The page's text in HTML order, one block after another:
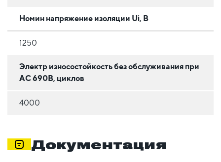
Номин напряжение изоляции Ui, В
1250
Электр износостойкость без обслуживания при
АС 690В, циклов
4000
Документация